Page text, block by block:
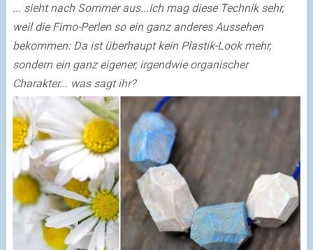
... sieht nach Sommer aus...Ich mag diese Technik sehr,
weil die Fimo-Perlen so ein ganz anderes Aussehen
bekommen: Da ist überhaupt kein Plastik-Look mehr,
sondern ein ganz eigener, irgendwie organischer
Charakter... was sagt ihr?